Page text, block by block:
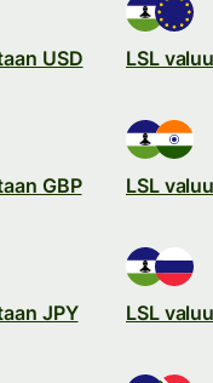
USD LSL
GBP LSL
JPY LSL